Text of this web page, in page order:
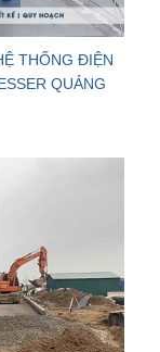
THỐNG ĐIỆN
QUẢNG